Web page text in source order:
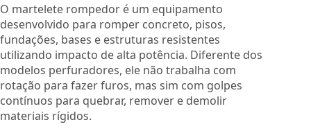
O martelete rompedor é um equipamento
desenvolvido para romper concreto, pisos,
fundações, bases e estruturas resistentes
utilizando impacto de alta potência. Diferente dos
modelos perfuradores, ele não trabalha com
rotação para fazer furos, mas sim com golpes
contínuos para quebrar, remover e demolir
materiais rígidos.